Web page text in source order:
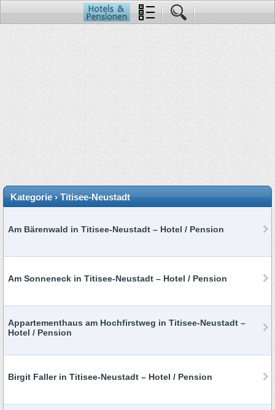
Kategorie › Titisee-Neustadt
Am Bärenwald in Titisee-Neustadt – Hotel / Pension
Am Sonneneck in Titisee-Neustadt – Hotel / Pension
Appartementhaus am Hochfirstweg in Titisee-Neustadt –
Hotel / Pension
Birgit Faller in Titisee-Neustadt – Hotel / Pension